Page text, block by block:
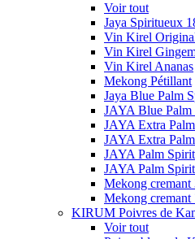
Voir tout
Jaya Spiritueux
Vin Kirel
Vin Kirel
Vin Kirel Ananas
Mekong Pétillant
Jaya Blue Palm
JAYA Blue Palm
JAYA Extra
JAYA Extra
JAYA Palm
JAYA Palm
Mekong cremant
Mekong cremant
KIRUM Poivres de
Voir tout